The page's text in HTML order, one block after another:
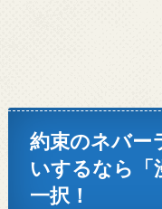
約束のネバー
いするなら「
一択！